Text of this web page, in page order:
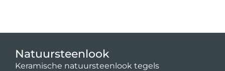
Natuursteenlook
Keramische natuursteenlook tegels